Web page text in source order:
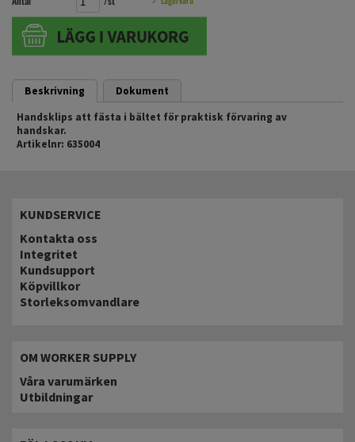
Beskrivning
Dokument
Handsklips att fästa i bältet för praktisk förvaring av
handskar.
Artikelnr: 635004
KUNDSERVICE
Kontakta oss
Integritet
Kundsupport
Köpvillkor
Storleksomvandlare
OM WORKER SUPPLY
Våra varumärken
Utbildningar